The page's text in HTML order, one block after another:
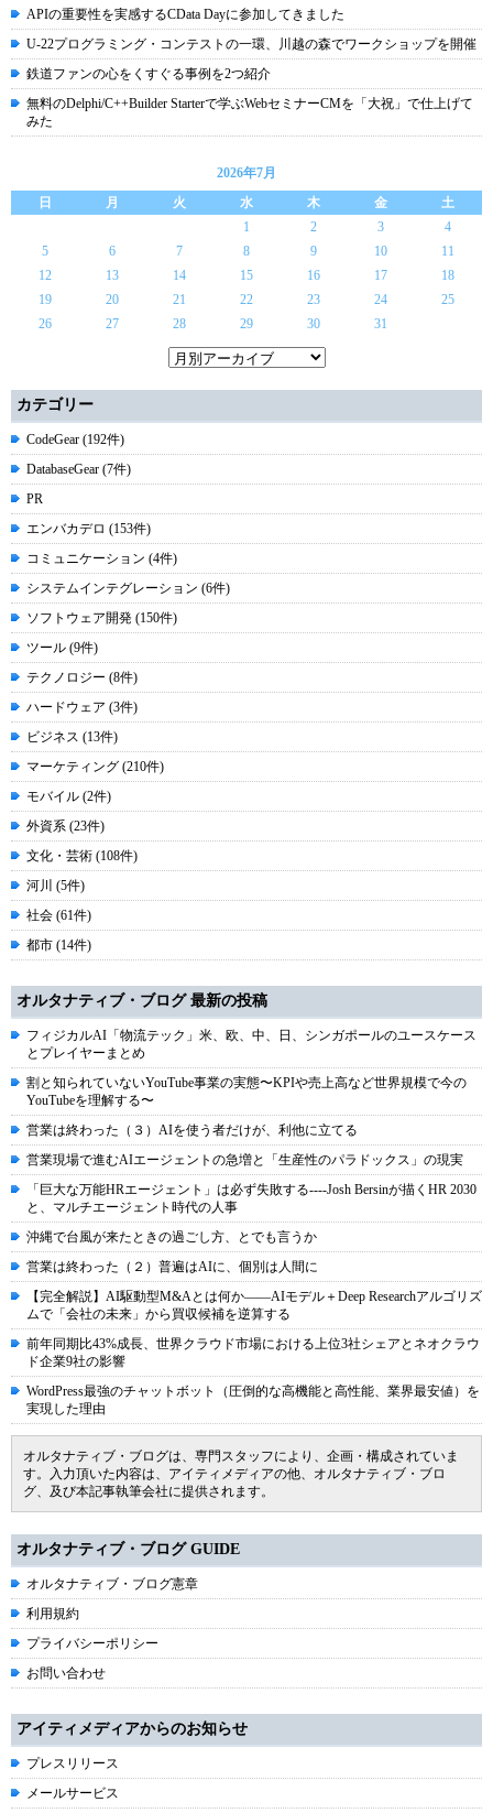
APIの重要性を実感するCData Dayに参加してきました
U-22プログラミング・コンテストの一環、川越の森でワークショップを開催
鉄道ファンの心をくすぐる事例を2つ紹介
無料のDelphi/C++Builder Starterで学ぶWebセミナーCMを「大祝」で仕上げて
みた
2026年7月
日
月 火 水 木 金
土
1
2 3
4
5
6 7 8 9 10
11
12
13 14 15 16 17
18
19
20 21 22 23 24
25
26
27 28 29 30 31
カテゴリー
CodeGear (192件)
DatabaseGear (7件)
PR
エンバカデロ (153件)
コミュニケーション (4件)
システムインテグレーション (6件)
ソフトウェア開発 (150件)
ツール (9件)
テクノロジー (8件)
ハードウェア (3件)
ビジネス (13件)
マーケティング (210件)
モバイル (2件)
外資系 (23件)
文化・芸術 (108件)
河川 (5件)
社会 (61件)
都市 (14件)
オルタナティブ・ブログ 最新の投稿
フィジカルAI「物流テック」米、欧、中、日、シンガポールのユースケース
とプレイヤーまとめ
割と知られていないYouTube事業の実態〜KPIや売上高など世界規模で今の
YouTubeを理解する〜
営業は終わった（３）AIを使う者だけが、利他に立てる
営業現場で進むAIエージェントの急増と「生産性のパラドックス」の現実
「巨大な万能HRエージェント」は必ず失敗する----Josh Bersinが描くHR 2030
と、マルチエージェント時代の人事
沖縄で台風が来たときの過ごし方、とでも言うか
営業は終わった（２）普遍はAIに、個別は人間に
【完全解説】AI駆動型M&Aとは何か――AIモデル＋Deep Researchアルゴリズ
ムで「会社の未来」から買収候補を逆算する
前年同期比43%成長、世界クラウド市場における上位3社シェアとネオクラウ
ド企業9社の影響
WordPress最強のチャットボット（圧倒的な高機能と高性能、業界最安値）を
実現した理由
オルタナティブ・ブログは、専門スタッフにより、企画・構成されていま
す。入力頂いた内容は、アイティメディアの他、オルタナティブ・ブロ
グ、及び本記事執筆会社に提供されます。
オルタナティブ・ブログ GUIDE
オルタナティブ・ブログ憲章
利用規約
プライバシーポリシー
お問い合わせ
アイティメディアからのお知らせ
プレスリリース
メールサービス